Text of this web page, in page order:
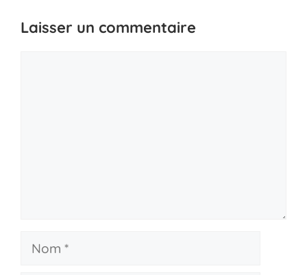
Laisser un commentaire
Nom